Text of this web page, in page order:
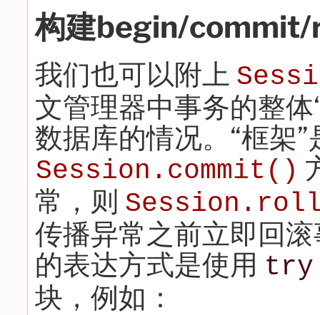
构建begin/
我们也可以附上
文管理器中事务的整
数据库的情况。“框架
Session.commit()
常，则
传播异常之前立即回
的表达方式是使用
块，例如：